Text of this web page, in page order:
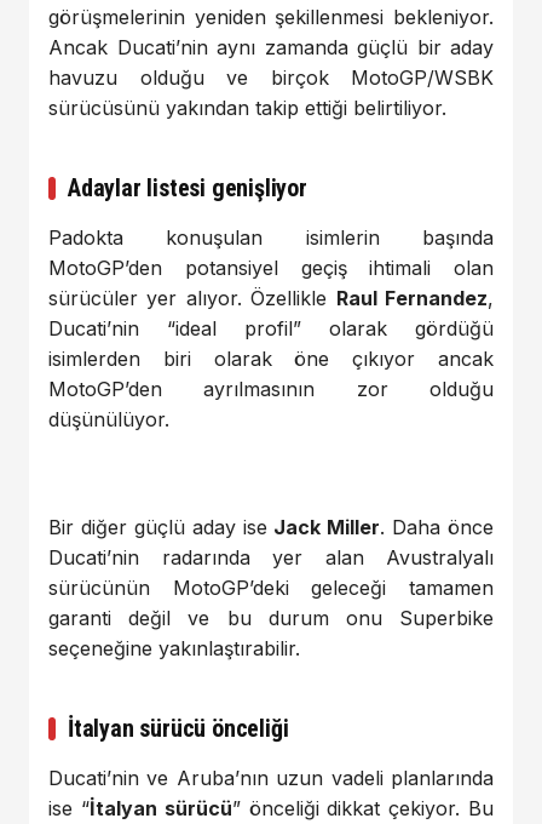
görüşmelerinin yeniden şekillenmesi bekleniyor.
Ancak Ducati’nin aynı zamanda güçlü bir aday
havuzu olduğu ve birçok MotoGP/WSBK
sürücüsünü yakından takip ettiği belirtiliyor.
Adaylar listesi genişliyor
Padokta konuşulan isimlerin başında
MotoGP’den potansiyel geçiş ihtimali olan
sürücüler yer alıyor. Özellikle Raul Fernandez,
Ducati’nin “ideal profil” olarak gördüğü
isimlerden biri olarak öne çıkıyor ancak
MotoGP’den ayrılmasının zor olduğu
düşünülüyor.
Bir diğer güçlü aday ise Jack Miller. Daha önce
Ducati’nin radarında yer alan Avustralyalı
sürücünün MotoGP’deki geleceği tamamen
garanti değil ve bu durum onu Superbike
seçeneğine yakınlaştırabilir.
İtalyan sürücü önceliği
Ducati’nin ve Aruba’nın uzun vadeli planlarında
ise “İtalyan sürücü” önceliği dikkat çekiyor. Bu